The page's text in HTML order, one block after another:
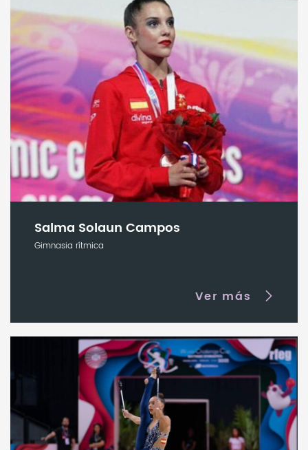
Salma Solaun Campos
Gimnasia rítmica
Ver más